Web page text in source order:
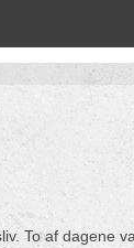
To af dagene